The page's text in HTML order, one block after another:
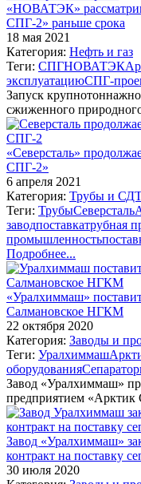
«НОВАТЭК»
СПГ-2» раньше срока
18 мая 2021
Категория: Нефть и газ
Теги: СПГНОВАТЭК
эксплуатациюСПГ-
Запуск
сжиженного
«Северсталь»
СПГ-2»
6 апреля 2021
Категория: Трубы и
Теги: ТрубыСеверсталь
заводпоставкатрубная
промышленность
Подробнее...
«Уралхиммаш»
Салмановское НГКМ
22 октября 2020
Категория: Заводы и
Теги: Уралхиммаш
оборудования
Завод «Уралхиммаш»
предприятием
Завод «Уралхиммаш»
контракт на поставку
30 июля 2020